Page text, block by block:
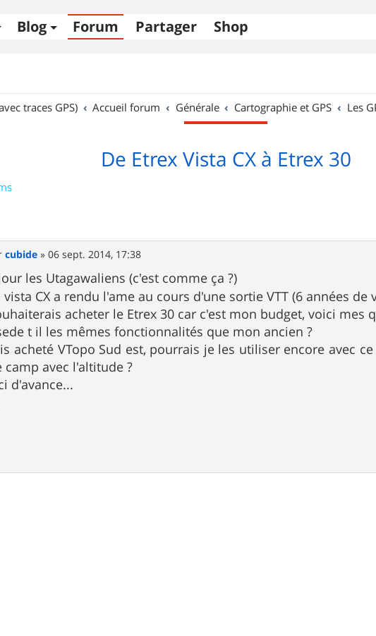
Blog Forum Partager Shop
traces GPS)
Accueil forum Générale Cartographie et GPS Les
De Etrex Vista CX à Etrex 30
cubide »06 sept. 2014, 17:38
les Utagawaliens (c'est comme ça ?)
vista CX a rendu l'ame au cours d'une sortie VTT (6 années
acheter le Etrex 30 car c'est mon budget, voici mes
t il les mêmes fonctionnalités que mon ancien ?
acheté VTopo Sud est, pourrais je les utiliser encore avec
camp avec l'altitude ?
d'avance...